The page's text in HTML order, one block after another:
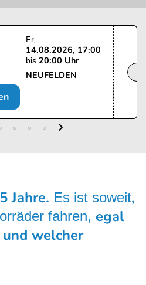
Fr
14.08.2026, 17:00
bis 20:00 Uhr
NEUFELDEN
Jahre. Es ist soweit,
fahren, egal
welcher